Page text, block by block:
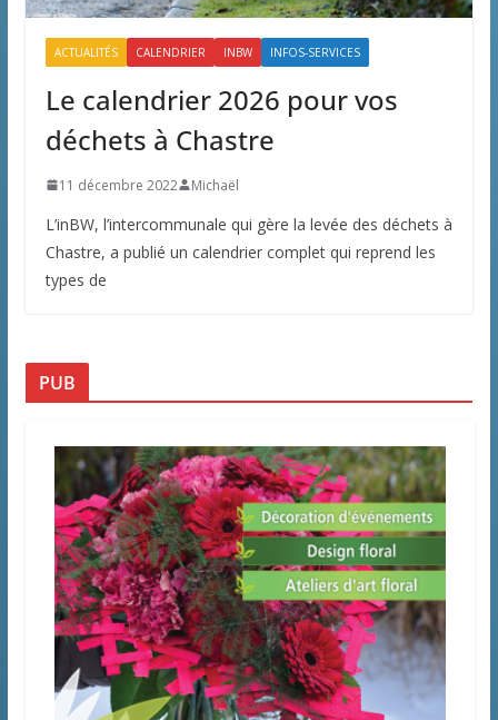
ACTUALITÉS CALENDRIER INBW INFOS-SERVICES
Le calendrier 2026 pour vos
déchets à Chastre
11 décembre 2022 Michaël
L’inBW, l’intercommunale qui gère la levée des déchets à
Chastre, a publié un calendrier complet qui reprend les
types de
PUB